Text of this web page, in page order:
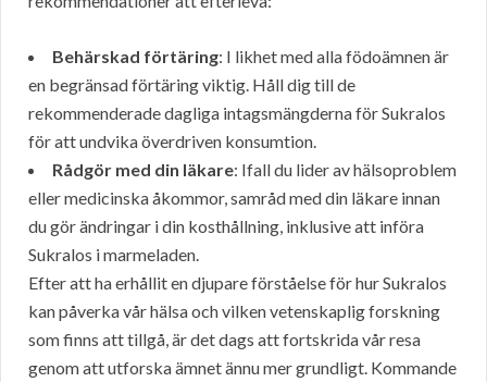
Behärskad förtäring: I likhet med alla födoämnen är
en begränsad förtäring viktig. Håll dig till de
rekommenderade dagliga intagsmängderna för Sukralos
för att undvika överdriven konsumtion.
Rådgör med din läkare: Ifall du lider av hälsoproblem
eller medicinska åkommor, samråd med din läkare innan
du gör ändringar i din kosthållning, inklusive att införa
Sukralos i marmeladen.
Efter att ha erhållit en djupare förståelse för hur Sukralos
kan påverka vår hälsa och vilken vetenskaplig forskning
som finns att tillgå, är det dags att fortskrida vår resa
genom att utforska ämnet ännu mer grundligt. Kommande